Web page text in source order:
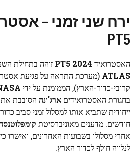
PT5
האסטרואיד 2024 PT5
זוהה בתחילת
ATLAS (מערכת התראה על פגיעת
קרובי-כדור-הארץ), הממומנת על ידי
בחגורת האסטרואידים ארג'ונה הסובבת
ייחודית שתביא אותו למסלול זמני סביב
חודשים. מדענים מאוניברסיטת
אחרי מסלולו בשבועות האחרונים, ואישרו כי
לנלווה חולף לכדור הארץ.